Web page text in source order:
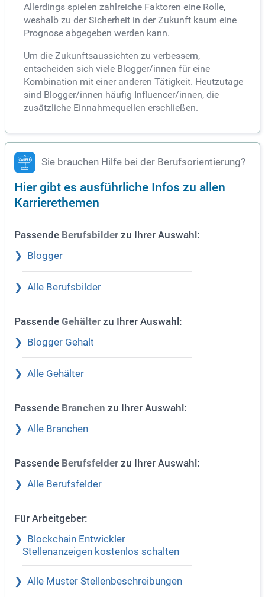
Allerdings spielen zahlreiche Faktoren eine Rolle,
weshalb zu der Sicherheit in der Zukunft kaum eine
Prognose abgegeben werden kann.
Um die Zukunftsaussichten zu verbessern,
entscheiden sich viele Blogger/innen für eine
Kombination mit einer anderen Tätigkeit. Heutzutage
sind Blogger/innen häufig Influencer/innen, die
zusätzliche Einnahmequellen erschließen.
Sie brauchen Hilfe bei der Berufsorientierung?
Hier gibt es ausführliche Infos zu allen
Karrierethemen
Passende Berufsbilder zu Ihrer Auswahl:
Blogger
Alle Berufsbilder
Passende Gehälter zu Ihrer Auswahl:
Blogger Gehalt
Alle Gehälter
Passende Branchen zu Ihrer Auswahl:
Alle Branchen
Passende Berufsfelder zu Ihrer Auswahl:
Alle Berufsfelder
Für Arbeitgeber:
Blockchain Entwickler
Stellenanzeigen kostenlos schalten
Alle Muster Stellenbeschreibungen